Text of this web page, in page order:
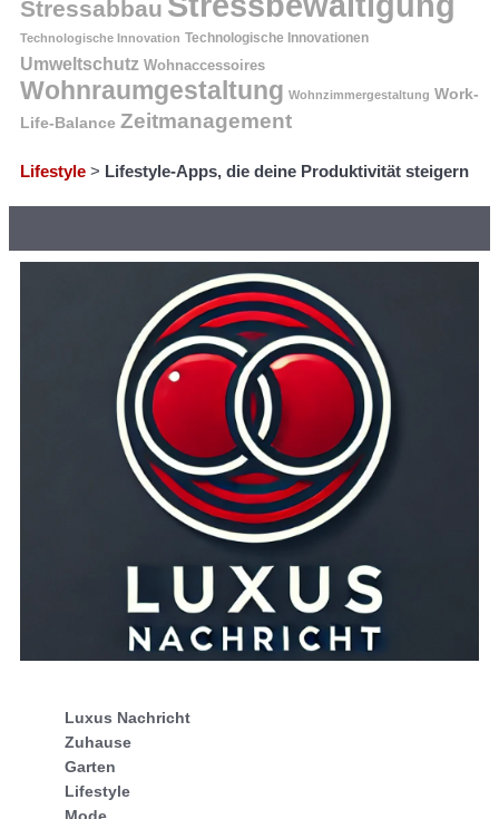
Stressabbau
Technologische Innovation Technologische Innovationen
Umweltschutz Wohnaccessoires
Wohnraumgestaltung Wohnzimmergestaltung Work-
Life-Balance Zeitmanagement
Lifestyle > Lifestyle-Apps, die deine Produktivität steigern
Luxus Nachricht
Zuhause
Garten
Lifestyle